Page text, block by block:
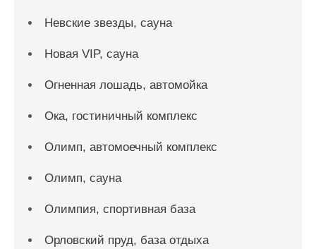
Невские звезды, сауна
Новая VIP, сауна
Огненная лошадь, автомойка
Ока, гостиничный комплекс
Олимп, автомоечный комплекс
Олимп, сауна
Олимпия, спортивная база
Орловский пруд, база отдыха